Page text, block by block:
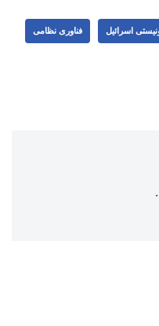
اسرائیل فناوری نظامی
.